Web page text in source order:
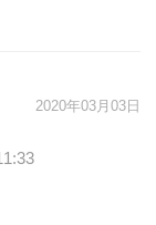
样躲在被子洞
奶奶家门口、
的东西。
2020年03月03日